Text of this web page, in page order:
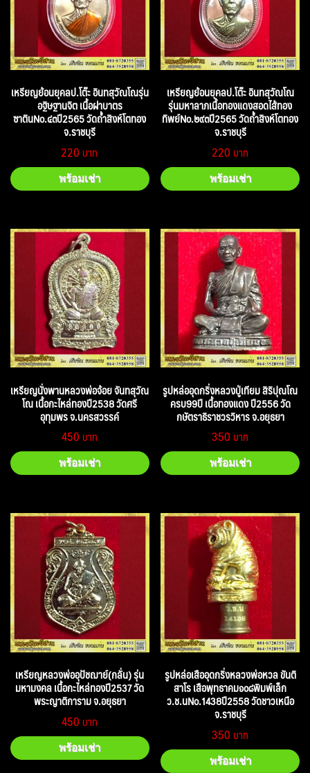
เหรียญย้อนยุคลป.โต๊ะ อินทสุวัณโณรุ่น
อฐิษฐานจิต เนื้อฝาบาตร
ซาตินNo.๔๓ปี2565 วัดถ้ำสิงห์โตทอง
จ.ราชบุรี
220
พร้อมเช่า
เหรียญย้อนยุคลป.โต๊ะ อินทสุวัณโณ
รุ่นมหาลาภเนื้อทองแดงสอดไส้ทอง
ทิพย์No.๒๙๓ปี2565 วัดถ้ำสิงห์โตทอง
จ.ราชบุรี
220
พร้อมเช่า
เหรียญนั่งพานหลวงพ่อจ้อย จันทสุวัณ
โณ เนื้อกะไหล่ทองปี2538 วัดศรี
อุทุมพร จ.นครสวรรค์
450
พร้อมเช่า
รูปหล่ออุดกริ่งหลวงปู่เทียม สิริปุณโณ
ครบ99ปี เนื้อทองแดง ปี2556 วัด
กษัตราธิราชวรวิหาร จ.อยุธยา
350
พร้อมเช่า
เหรียญหลวงพ่ออุปัชฌาย์(กลั่น) รุ่น
มหามงคล เนื้อกะไหล่ทองปี2537 วัด
พระญาติการาม จ.อยุธยา
450
พร้อมเช่า
รูปหล่อเสืออุดกริ่งหลวงพ่อหวล ขันติ
สาโร เสือพุทธาคม๑๐๘พิมพ์เล็ก
ว.ช.นNo.1438ปี2558 วัดชาวเหนือ
จ.ราชบุรี
350
พร้อมเช่า